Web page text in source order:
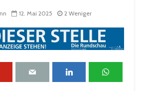
12. Mai 2025 2 Weniger